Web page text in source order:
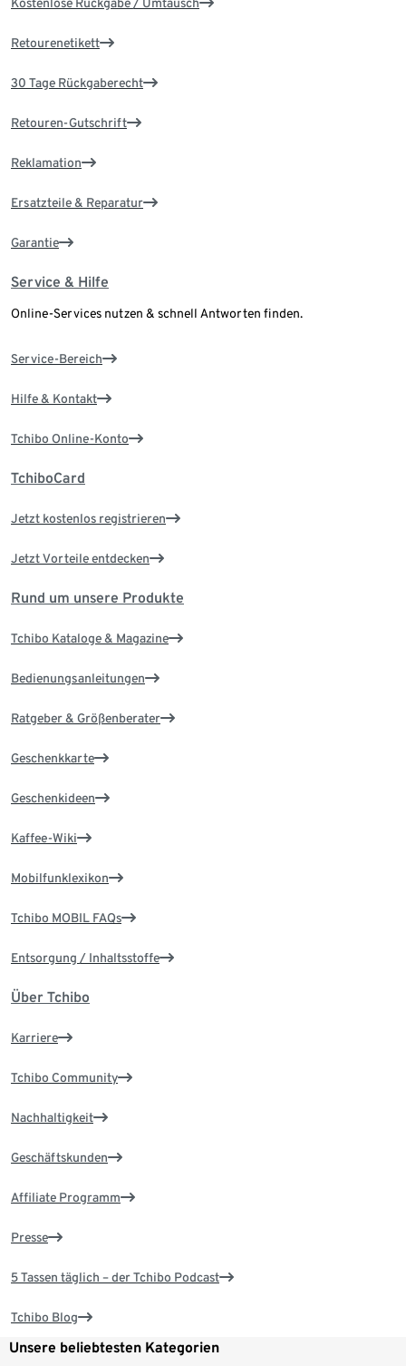
Kostenlose Rückgabe / Umtausch
Retourenetikett
30 Tage Rückgaberecht
Retouren-Gutschrift
Reklamation
Ersatzteile & Reparatur
Garantie
Service & Hilfe
Online-Services nutzen & schnell Antworten finden.
Service-Bereich
Hilfe & Kontakt
Tchibo Online-Konto
TchiboCard
Jetzt kostenlos registrieren
Jetzt Vorteile entdecken
Rund um unsere Produkte
Tchibo Kataloge & Magazine
Bedienungsanleitungen
Ratgeber & Größenberater
Geschenkkarte
Geschenkideen
Kaffee-Wiki
Mobilfunklexikon
Tchibo MOBIL FAQs
Entsorgung / Inhaltsstoffe
Über Tchibo
Karriere
Tchibo Community
Nachhaltigkeit
Geschäftskunden
Affiliate Programm
Presse
5 Tassen täglich – der Tchibo Podcast
Tchibo Blog
Unsere beliebtesten Kategorien